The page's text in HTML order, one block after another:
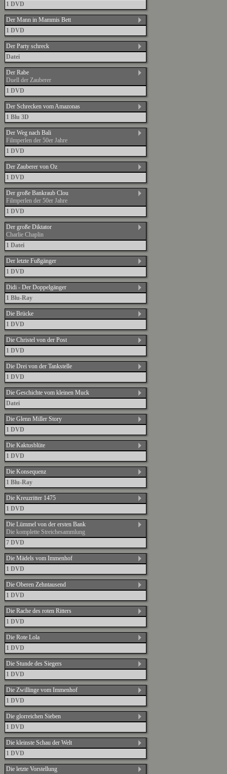
1 DVD
Der Mann in Mammis Bett
1 DVD
Der Party schreck
Datei
Der Rabe
Duell der Zauberer
1 DVD
Der Schrecken vom Amazonas
1 Blu 3D
Der Weg nach Bali
Filmperlen der 50er Jahre
1 DVD
Der Zauberer von Oz
1 DVD
Der große Bankraub Clou
Filmperlen der 50er Jahre
1 DVD
Der große Diktator
Charlie Chaplin
1 Datei
Der letzte Fußgänger
1 DVD
Didi - Der Doppelgänger
1 Blu-Ray
Die Brücke
1 DVD
Die Christel von der Post
1 DVD
Die Drei von der Tankstelle
1 DVD
Die Geschichte vom kleinen Muck
Datei
Die Glenn Miller Story
1 DVD
Die Kaktusblüte
1 DVD
Die Konsequenz
1 Blu-Ray
Die Kreuzritter 1475
1 DVD
Die Lümmel von der ersten Bank
Die komplette Streichesammlung
7 DVD
Die Mädels vom Immenhof
1 DVD
Die Oberen Zehntausend
1 DVD
Die Rache des roten Ritters
1 DVD
Die Rote Lola
1 DVD
Die Stunde des Siegers
1 DVD
Die Zwillinge vom Immenhof
1 DVD
Die glorreichen Sieben
1 DVD
Die kleinste Schau der Welt
1 DVD
Die letzte Vorstellung